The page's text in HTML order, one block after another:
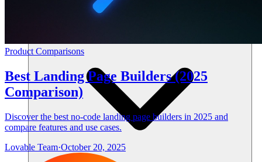
Product Comparisons
Best Landing Page Builders (2025
Comparison)
Discover the best no-code landing page builders in 2025 and
compare features and use cases.
Lovable Team·October 20, 2025